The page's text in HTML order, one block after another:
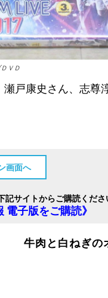
ＶＤ
戸康史さん、志尊
画面へ
記サイトからご購読くださ
電子版をご購読》
牛肉と白ねぎの